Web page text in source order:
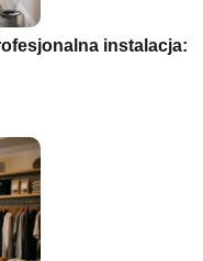
instalacja: